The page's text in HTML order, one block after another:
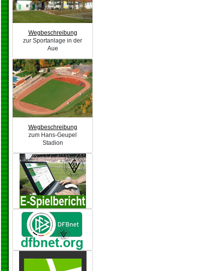
Wegbeschreibung
zur Sportanlage in der
Aue
Wegbeschreibung
zum Hans-Geupel
Stadion